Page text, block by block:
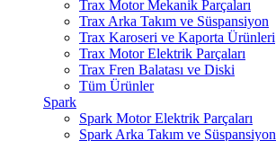
Trax Motor Mekanik Parçaları
Trax Arka Takım ve Süspansiyon
Trax Karoseri ve Kaporta Ürünleri
Trax Motor Elektrik Parçaları
Trax Fren Balatası ve Diski
Tüm Ürünler
Spark
Spark Motor Elektrik Parçaları
Spark Arka Takım ve Süspansiyon